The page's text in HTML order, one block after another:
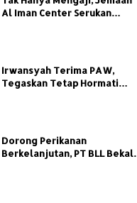
Al Iman Center Serukan
Irwansyah Terima PAW,
Tegaskan Tetap Hormati
Dorong Perikanan
Berkelanjutan, PT BLL Bekali